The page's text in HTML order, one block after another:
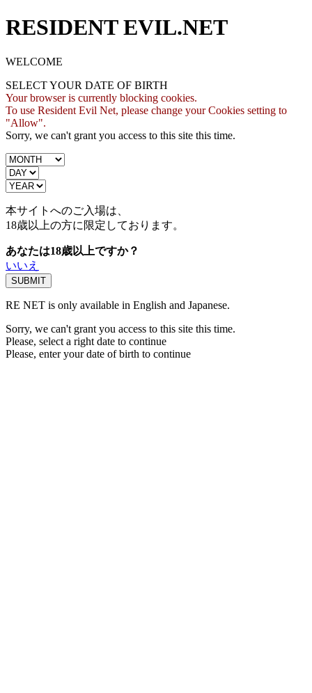
RESIDENT EVIL.NET
WELCOME
SELECT YOUR DATE OF BIRTH
Your browser is currently blocking cookies.
To use Resident Evil Net, please change your Cookies setting to
"Allow".
Sorry, we can't grant you access to this site this time.
本サイトへのご入場は、
18歳以上の方に限定しております。
あなたは18歳以上ですか？
いいえ
RE NET is only available in English and Japanese.
Sorry, we can't grant you access to this site this time.
Please, select a right date to continue
Please, enter your date of birth to continue